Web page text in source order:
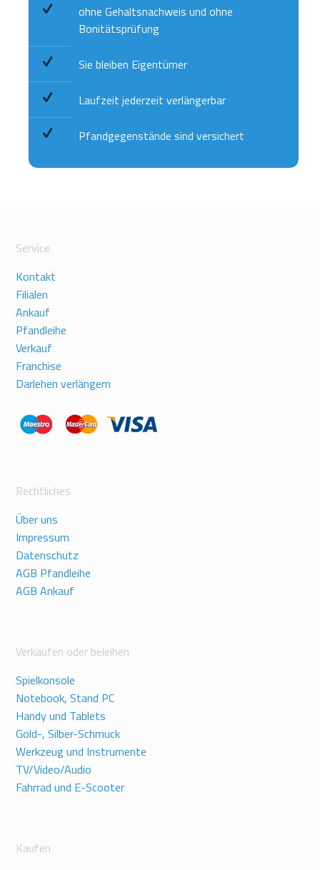
ohne Gehaltsnachweis und ohne
Bonitätsprüfung
Sie bleiben Eigentümer
Laufzeit jederzeit verlängerbar
Pfandgegenstände sind versichert
Service
Kontakt
Filialen
Ankauf
Pfandleihe
Verkauf
Franchise
Darlehen verlängern
Rechtliches
Über uns
Impressum
Datenschutz
AGB Pfandleihe
AGB Ankauf
Verkaufen oder beleihen
Spielkonsole
Notebook, Stand PC
Handy und Tablets
Gold-, Silber-Schmuck
Werkzeug und Instrumente
TV/Video/Audio
Fahrrad und E-Scooter
Kaufen